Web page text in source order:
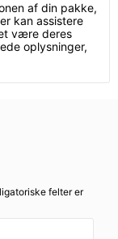
af din pakke,
kan assistere
være deres
oplysninger,
felter er